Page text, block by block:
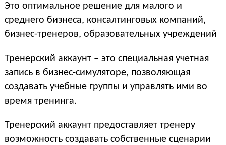
Это оптимальное решение для малого и
среднего бизнеса, консалтинговых компаний,
бизнес-тренеров, образовательных учреждений
Тренерский аккаунт – это специальная учетная
запись в бизнес-симуляторе, позволяющая
создавать учебные группы и управлять ими во
время тренинга.
Тренерский аккаунт предоставляет тренеру
возможность создавать собственные сценарии